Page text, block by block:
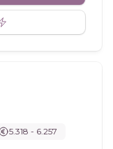
5.318 - 6.257